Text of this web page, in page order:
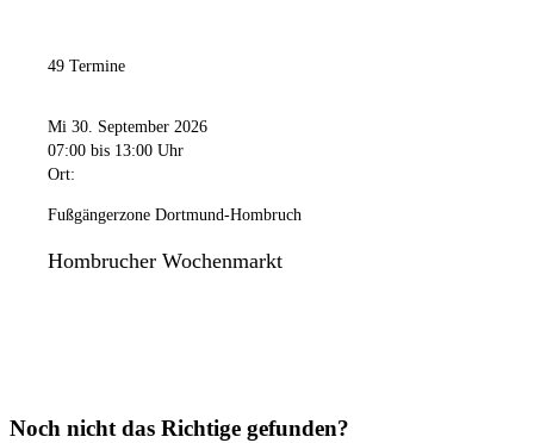
49 Termine
Mi 30. September 2026
07:00 bis 13:00 Uhr
Ort:
Fußgängerzone Dortmund-Hombruch
Hombrucher Wochenmarkt
Noch nicht das Richtige gefunden?